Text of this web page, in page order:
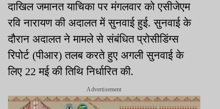
दाखिल जमानत याचिका पर मंगलवार को एसीजेएम
रवि नारायण की अदालत में सुनवाई हुई. सुनवाई के
दौरान अदालत ने मामले से संबंधित प्रोसीडिंग्स
रिपोर्ट (पीआर) तलब करते हुए अगली सुनवाई के
लिए 22 मई की तिथि निर्धारित की.
Advertisement